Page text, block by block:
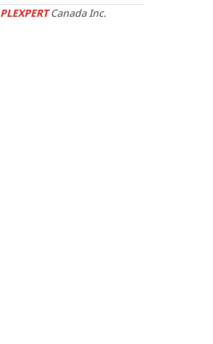
PLEXPERTCanada Inc.